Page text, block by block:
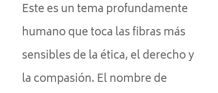
Este es un tema profundamente
humano que toca las fibras más
sensibles de la ética, el derecho y
la compasión. El nombre de